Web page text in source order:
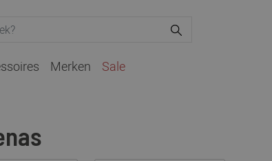
Merken Sale